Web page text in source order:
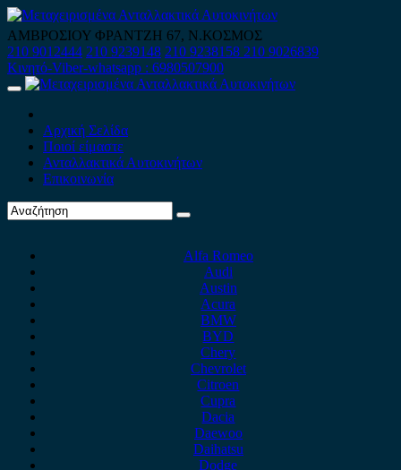
Skip
to
content
ΑΜΒΡΟΣΙΟΥ ΦΡΑΝΤΖΗ 67, Ν.ΚΟΣΜΟΣ
210 9012444 210 9239148 210 9238158 210 9026839
Κινητό-Viber-whatsapp : 6980507900
Primary
Αρχική Σελίδα
Ποιοί είμαστε
Ανταλλακτικά Αυτοκινήτων
Επικοινωνία
Alfa Romeo
Audi
Austin
Acura
BMW
BYD
Chery
Chevrolet
Citroen
Cupra
Dacia
Daewoo
Daihatsu
Dodge